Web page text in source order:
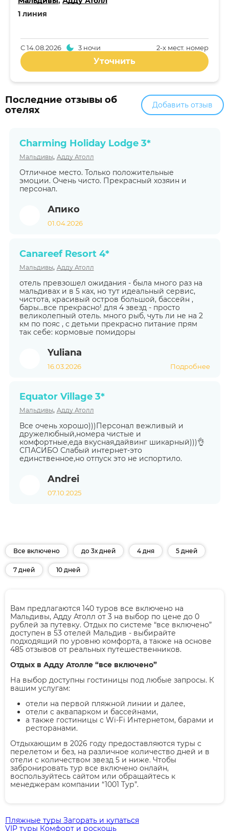
1 линия
2-x мест. номер
С14.08.2026 3 ночи
Уточнить
Последние отзывы об
отелях
Добавить отзыв
Charming Holiday Lodge 3*
Мальдивы, Адду Атолл
Отличное место. Только положительные
эмоции. Очень чисто. Прекрасный хозяин и
персонал.
Апико
01.04.2026
Canareef Resort 4*
Мальдивы, Адду Атолл
отель превзошел ожидания - была много раз на
мальдивах и в 5 ках, но тут идеальный сервис,
чистота, красивый остров большой, бассейн ,
бары...все прекрасно! для 4 звезд - просто
великолепный отель. много рыб, чуть ли не на 2
км по пояс , с детьми прекрасно питание прям
так себе: кормовые помидоры
Yuliana
16.03.2026 Подробнее
Equator Village 3*
Мальдивы, Адду Атолл
Все очень хорошо)))Персонал вежливый и
дружелюбный,номера чистые и
комфортные,еда вкусная,дайвинг шикарный)))👌
СПАСИБО Слабый интернет-это
единственное,но отпуск это не испортило.
Andrei
07.10.2025
Все включено до 3х дней 4 дня 5 дней
7 дней 10 дней
Вам предлагаются 140 туров все включено на
Мальдивы, Адду Атолл от 3 на выбор по цене до 0
рублей за путевку. Отдых по системе “все включено”
доступен в 53 отелей Мальдив - выбирайте
подходящий по уровню комфорта, а также на основе
485 отзывов от реальных путешественников.
Отдых в Адду Атолле “все включено”
На выбор доступны гостиницы под любые запросы. К
вашим услугам:
отели на первой пляжной линии и далее,
отели с аквапарком и бассейнами,
а также гостиницы с Wi-Fi Интернетом, барами и
ресторанами.
Отдыхающим в 2026 году предоставляются туры с
перелетом и без, на различное количество дней и в
отели с количеством звезд 5 и ниже. Чтобы
забронировать тур все включено онлайн,
воспользуйтесь сайтом или обращайтесь к
менеджерам компании “1001 Тур”.
Пляжные туры Загорать и купаться
VIP туры Комфорт и роскошь